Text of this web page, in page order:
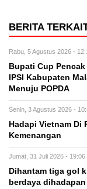
BERITA
Rabu, 5 Agustus 2026 -
Bupati Cup
IPSI Kabupaten
Menuju POPDA
Senin, 3 Agustus 2026 -
Hadapi Vietnam Di
Kemenangan
Jumat, 31 Juli 2026 - 19:06
Dihantam tiga gol
berdaya